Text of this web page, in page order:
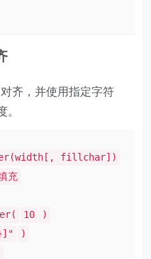
齐，并使用指定字符
。
fillchar])
充
10
)
)